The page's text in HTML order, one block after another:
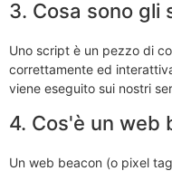
3. Cosa sono gli
Uno script è un pezzo di
correttamente ed
viene eseguito sui nostri
4. Cos'è un web
Un web beacon (o pixel